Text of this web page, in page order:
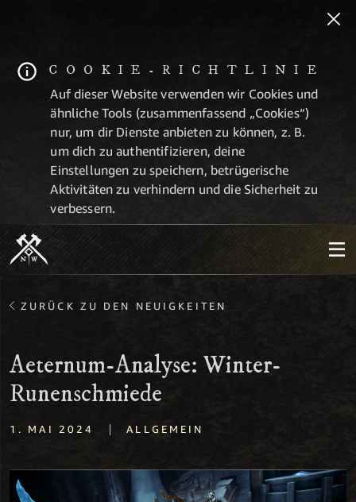
COOKIE-RICHTLINIE
Auf dieser Website verwenden wir Cookies und
ähnliche Tools (zusammenfassend „Cookies“)
nur, um dir Dienste anbieten zu können, z. B.
um dich zu authentifizieren, deine
Einstellungen zu speichern, betrügerische
Aktivitäten zu verhindern und die Sicherheit zu
verbessern.
ZURÜCK ZU DEN NEUIGKEITEN
Aeternum-Analyse: Winter-
Runenschmiede
1. MAI 2024 | ALLGEMEIN